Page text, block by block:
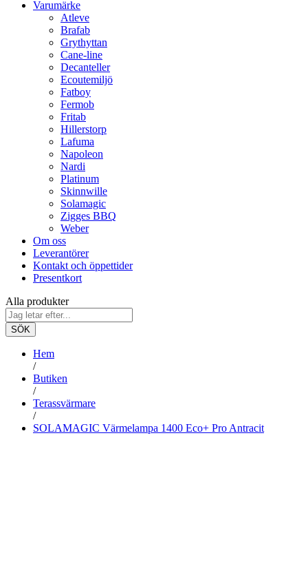
Varumärke
Atleve
Brafab
Grythyttan
Cane-line
Decanteller
Ecoutemiljö
Fatboy
Fermob
Fritab
Hillerstorp
Lafuma
Napoleon
Nardi
Platinum
Skinnwille
Solamagic
Zigges BBQ
Weber
Om oss
Leverantörer
Kontakt och öppettider
Presentkort
Alla produkter
SÖK
Hem
/
Butiken
/
Terassvärmare
/
SOLAMAGIC Värmelampa 1400 Eco+ Pro Antracit